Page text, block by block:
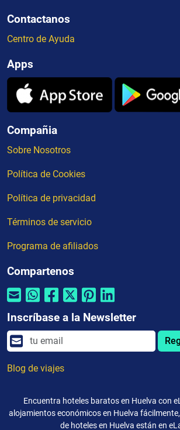
Contactanos
Centro de Ayuda
Apps
Compañia
Sobre Nosotros
Política de Cookies
Política de privacidad
Términos de servicio
Programa de afiliados
Compartenos
Inscríbase a la Newsletter
Blog de viajes
Encuentra hoteles baratos en Huelva con
alojamientos económicos en Huelva
de hoteles en Huelva están en